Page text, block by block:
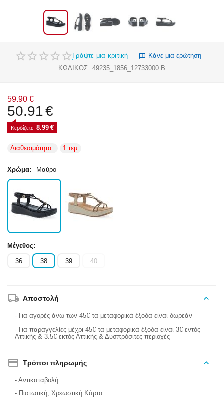
Γράψτε μια κριτική
Κάνε μια ερώτηση
ΚΩΔΙΚΟΣ: 49235_1856_12733000.B
59.90 €
50.91€
Κερδίζετε: 8.99 €
Διαθεσιμότητα: 1 τεμ
Χρώμα: Μαύρο
Μέγεθος:
36 38 39 40
Αποστολή
- Για αγορές άνω των 45€ τα μεταφορικά έξοδα είναι δωρεάν
- Για παραγγελίες μέχρι 45€ τα μεταφορικά έξοδα είναι 3€ εντός
Αττικής & 3.5€ εκτός Αττικής & Δυσπρόσιτες περιοχές
Τρόποι πληρωμής
- Αντικαταβολή
- Πιστωτική, Χρεωστική Κάρτα